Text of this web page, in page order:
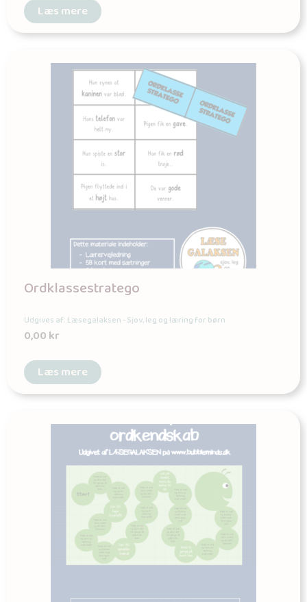
Læs mere
Ordklassestratego
Udgives af: Læsegalaksen - Sjov, leg og læring for børn
0,00kr
Læs mere